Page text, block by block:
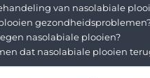
van nasolabiale
nasolabiale plooien?
dat nasolabiale plooien